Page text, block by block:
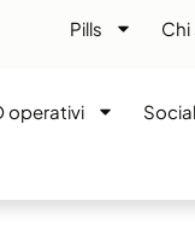
Pills Chi
operativi